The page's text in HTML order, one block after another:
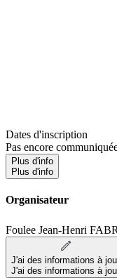
Dates d'inscription
Pas encore
Plus d'info
Plus d'info
Organisateur
Foulee Jean-Henri
J'ai des informations à
J'ai des informations à